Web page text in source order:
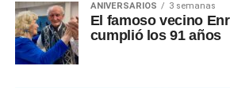
ANIVERSARIOS 3 semanas
El famoso vecino
cumplió los 91 años